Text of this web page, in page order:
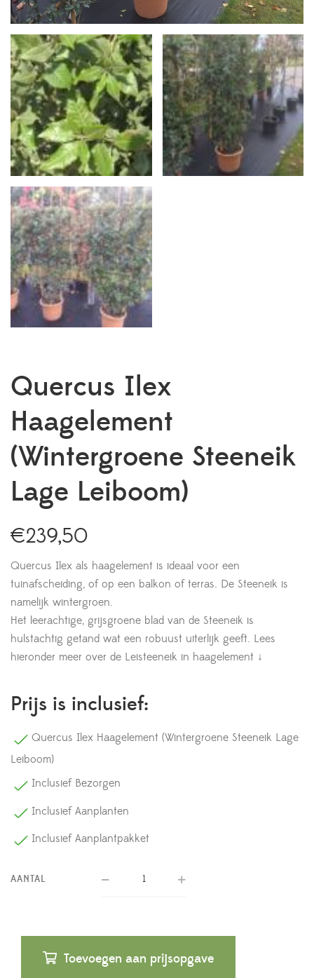
Quercus Ilex
Haagelement
(Wintergroene Steeneik
Lage Leiboom)
€239,50
Quercus Ilex als haagelement is ideaal voor een
tuinafscheiding, of op een balkon of terras. De Steeneik is
namelijk wintergroen.
Het leerachtige, grijsgroene blad van de Steeneik is
hulstachtig getand wat een robuust uiterlijk geeft. Lees
hieronder meer over de Leisteeneik in haagelement ↓
Prijs is inclusief:
Quercus Ilex Haagelement (Wintergroene Steeneik Lage
Leiboom)
Inclusief Bezorgen
Inclusief Aanplanten
Inclusief Aanplantpakket
AANTAL
Toevoegen aan prijsopgave